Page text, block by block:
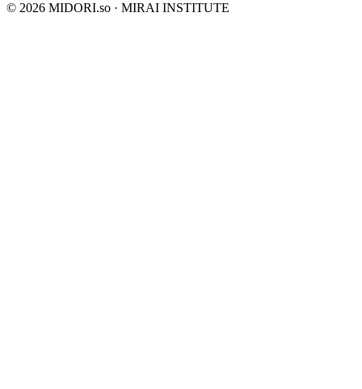
© 2026 MIDORI.so · MIRAI INSTITUTE